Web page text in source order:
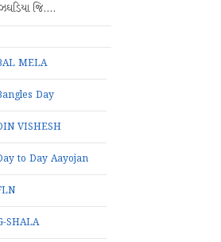
જિ.…
MELA
Day
VISHESH
to Day Aayojan
SHALA